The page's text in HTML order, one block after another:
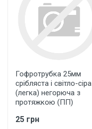
Гофротрубка 25мм
срібляста і світло-сіра
(легка) негорюча з
протяжкою (ПП)
25 грн